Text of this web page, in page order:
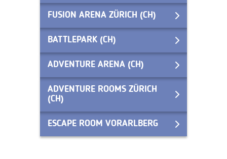
FUSION ARENA ZÜRICH (CH)
BATTLEPARK (CH)
ADVENTURE ARENA (CH)
ADVENTURE ROOMS ZÜRICH
(CH)
ESCAPE ROOM VORARLBERG